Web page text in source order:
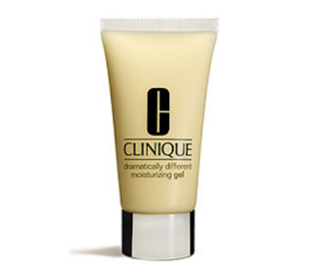
57,00€.
es:
50,09€.